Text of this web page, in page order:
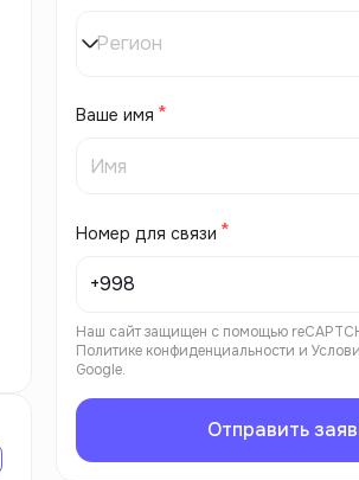
Регион
Ваше имя
Номер для связи
Наш сайт защищен с помощью
Политике конфиденциальности и
Google.
Отправить